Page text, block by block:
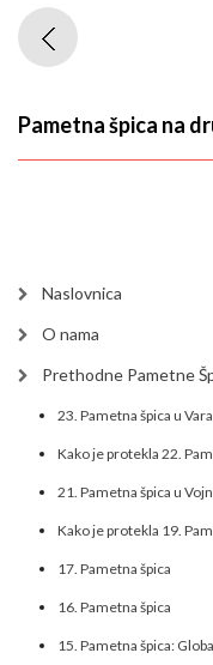
Pametna špica na
Naslovnica
O nama
Prethodne Pametne
23. Pametna špica u
Kako je protekla 22.
21. Pametna špica u
Kako je protekla 19.
17. Pametna špica
16. Pametna špica
15. Pametna špica: